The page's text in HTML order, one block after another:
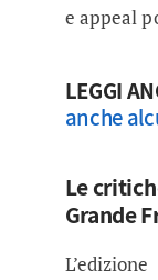
e appeal
LEGGI
anche
Le
Grande